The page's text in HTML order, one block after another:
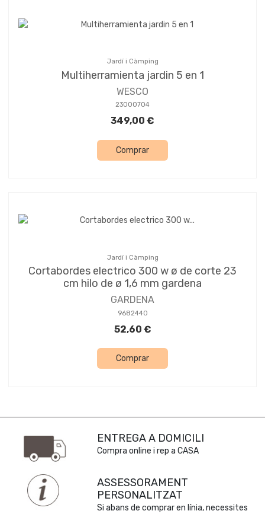
Jardí i Càmping
Multiherramienta jardin 5 en 1
WESCO
23000704
349,00 €
Comprar
Jardí i Càmping
Cortabordes electrico 300 w ø de corte 23
cm hilo de ø 1,6 mm gardena
GARDENA
9682440
52,60 €
Comprar
ENTREGA A DOMICILI
Compra online i rep a CASA
ASSESSORAMENT
PERSONALITZAT
Si abans de comprar en línia, necessites